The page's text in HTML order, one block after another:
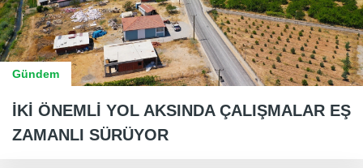
Gündem
İKİ ÖNEMLİ YOL AKSINDA ÇALIŞMALAR EŞ
ZAMANLI SÜRÜYOR